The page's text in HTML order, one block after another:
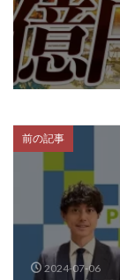
前の記事
2024-07-06